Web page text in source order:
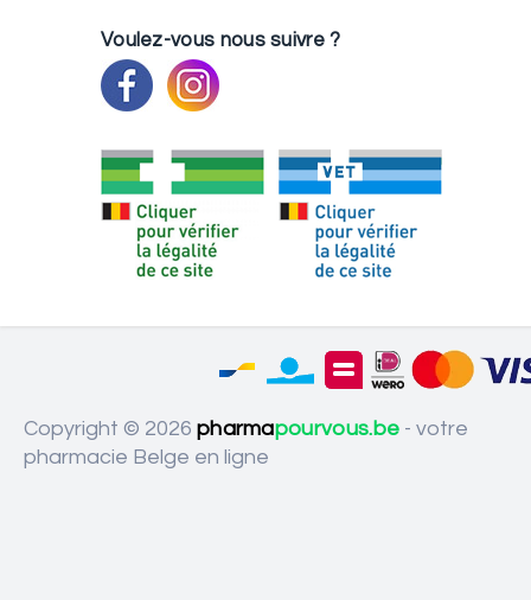
Voulez-vous nous suivre ?
Copyright © 2026 pharmapourvous.be - votre
pharmacie Belge en ligne